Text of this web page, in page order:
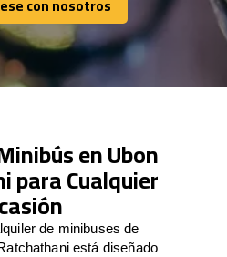
con nosotros
con nosotros
en Ubon
para Cualquier
de minibuses de
está diseñado